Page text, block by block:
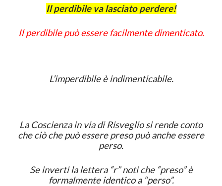
Il perdibile va lasciato perdere!
Il perdibile può essere facilmente dimenticato.
L’imperdibile è indimenticabile.
La Coscienza in via di Risveglio si rende conto
che ciò che può essere preso può anche essere
perso.
Se inverti la lettera “r” noti che “preso” è
formalmente identico a “perso”.